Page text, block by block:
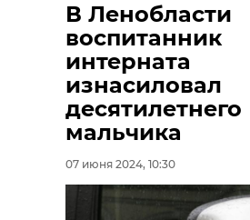
В Ленобласти
воспитанник
интерната
изнасиловал
десятилетнего
мальчика
07 июня 2024, 10:30